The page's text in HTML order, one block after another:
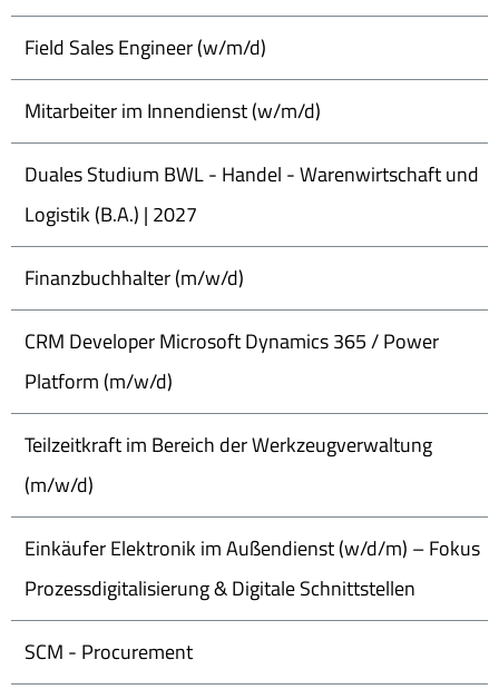
Field Sales Engineer (w/m/d)
Mitarbeiter im Innendienst (w/m/d)
Duales Studium BWL - Handel - Warenwirtschaft und
Logistik (B.A.) | 2027
Finanzbuchhalter (m/w/d)
CRM Developer Microsoft Dynamics 365 / Power
Platform (m/w/d)
Teilzeitkraft im Bereich der Werkzeugverwaltung
(m/w/d)
Einkäufer Elektronik im Außendienst (w/d/m) – Fokus
Prozessdigitalisierung & Digitale Schnittstellen
SCM - Procurement